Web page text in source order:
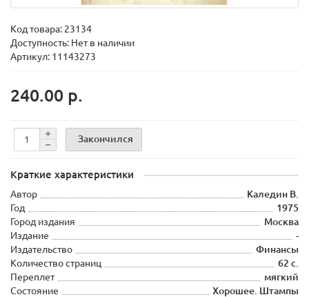
Код товара: 23134
Доступность: Нет в наличии
Артикул: 11143273
240.00 р.
Закончился
Краткие характеристики
Автор
Каледин В.
Год
1975
Город издания
Москва
Издание
-
Издательство
Финансы
Количество страниц
62 с.
Переплет
мягкий
Состояние
Хорошее. Штампы